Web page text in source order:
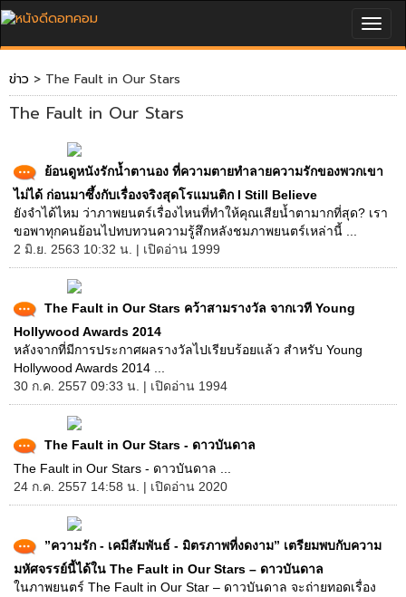
ข่าว > The Fault in Our Stars
The Fault in Our Stars
ย้อนดูหนังรักน้ำตานอง ที่ความตายทำลายความรักของพวกเขา
ไม่ได้ ก่อนมาซึ้งกับเรื่องจริงสุดโรแมนติก I Still Believe
ยังจำได้ไหม ว่าภาพยนตร์เรื่องไหนที่ทำให้คุณเสียน้ำตามากที่สุด? เรา
ขอพาทุกคนย้อนไปทบทวนความรู้สึกหลังชมภาพยนตร์เหล่านี้ ...
2 มิ.ย. 2563 10:32 น. | เปิดอ่าน 1999
The Fault in Our Stars คว้าสามรางวัล จากเวที Young
Hollywood Awards 2014
หลังจากที่มีการประกาศผลรางวัลไปเรียบร้อยแล้ว สำหรับ Young
Hollywood Awards 2014 ...
30 ก.ค. 2557 09:33 น. | เปิดอ่าน 1994
The Fault in Our Stars - ดาวบันดาล
The Fault in Our Stars - ดาวบันดาล ...
24 ก.ค. 2557 14:58 น. | เปิดอ่าน 2020
”ความรัก - เคมีสัมพันธ์ - มิตรภาพที่งดงาม” เตรียมพบกับความ
มหัศจรรย์นี้ได้ใน The Fault in Our Stars – ดาวบันดาล
ในภาพยนตร์ The Fault in Our Star – ดาวบันดาล จะถ่ายทอดเรื่อง